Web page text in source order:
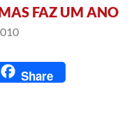
FAZ UM ANO
Share